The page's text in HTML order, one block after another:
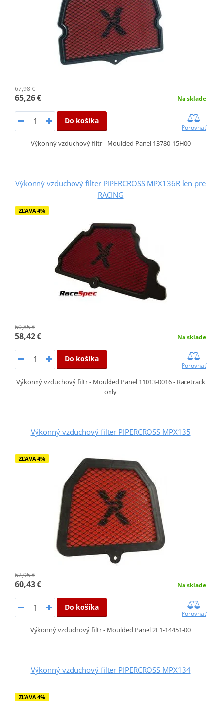
67,98 €
65,26 € Na sklade
Do košíka
Porovnať
Výkonný vzduchový filtr - Moulded Panel 13780-15H00
Výkonný vzduchový filter PIPERCROSS MPX136R len pre
RACING
ZĽAVA 4%
60,85 €
58,42 € Na sklade
Do košíka
Porovnať
Výkonný vzduchový filtr - Moulded Panel 11013-0016 - Racetrack
only
Výkonný vzduchový filter PIPERCROSS MPX135
ZĽAVA 4%
62,95 €
60,43 € Na sklade
Do košíka
Porovnať
Výkonný vzduchový filtr - Moulded Panel 2F1-14451-00
Výkonný vzduchový filter PIPERCROSS MPX134
ZĽAVA 4%